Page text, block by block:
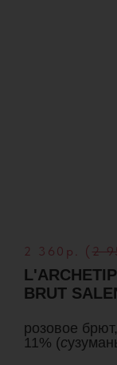
2 360р. ( 2
BRUT
розовое брют,
11% (с